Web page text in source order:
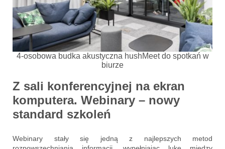
4-osobowa budka akustyczna hushMeet do spotkań w
biurze
Z sali konferencyjnej na ekran
komputera. Webinary – nowy
standard szkoleń
Webinary stały się jedną z najlepszych metod